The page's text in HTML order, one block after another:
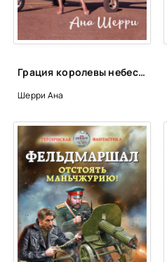
Грация королевы небес. Тайна Адель - Ана Шерри
Шерри Ана